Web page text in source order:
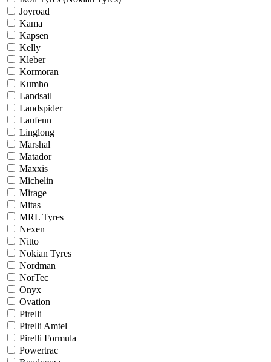
Joyroad
Kama
Kapsen
Kelly
Kleber
Kormoran
Kumho
Landsail
Landspider
Laufenn
Linglong
Marshal
Matador
Maxxis
Michelin
Mirage
Mitas
MRL Tyres
Nexen
Nitto
Nokian Tyres
Nordman
NorTec
Onyx
Ovation
Pirelli
Pirelli Amtel
Pirelli Formula
Powertrac